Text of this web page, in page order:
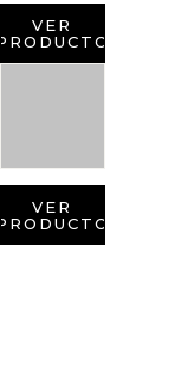
VER
PRODUCTO
VER
PRODUCTO